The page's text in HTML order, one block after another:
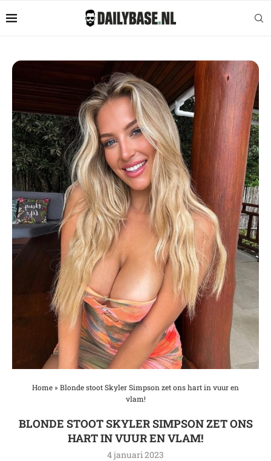
Home» Blonde stoot Skyler Simpson zet ons hart in vuur en
vlam!
BLONDE STOOT SKYLER SIMPSON ZET ONS
HART IN VUUR EN VLAM!
4 januari 2023